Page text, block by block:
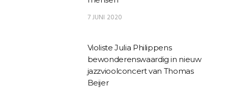
7 JUNI 2020
Violiste Julia Philippens
bewonderenswaardig in nieuw
jazzvioolconcert van Thomas
Beijer